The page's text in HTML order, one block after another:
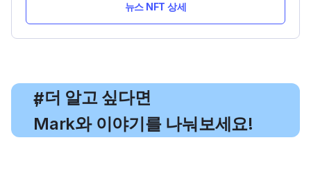
뉴스 NFT 상세
#
, 더 알고 싶다면
Mark와 이야기를 나눠보세요!